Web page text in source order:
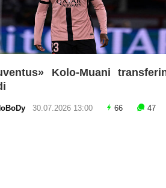
Kolo-Muani
30.07.2026 13:00 66 47